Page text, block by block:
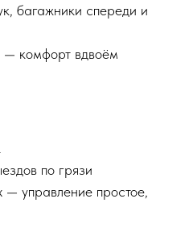
багажники спереди и
комфорт вдвоём
по грязи
— управление простое,